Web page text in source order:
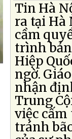
Tin Hà
ra tại Hà
cầm
trình
Hiệp
ngờ.
nhận
Trung
việc
tránh